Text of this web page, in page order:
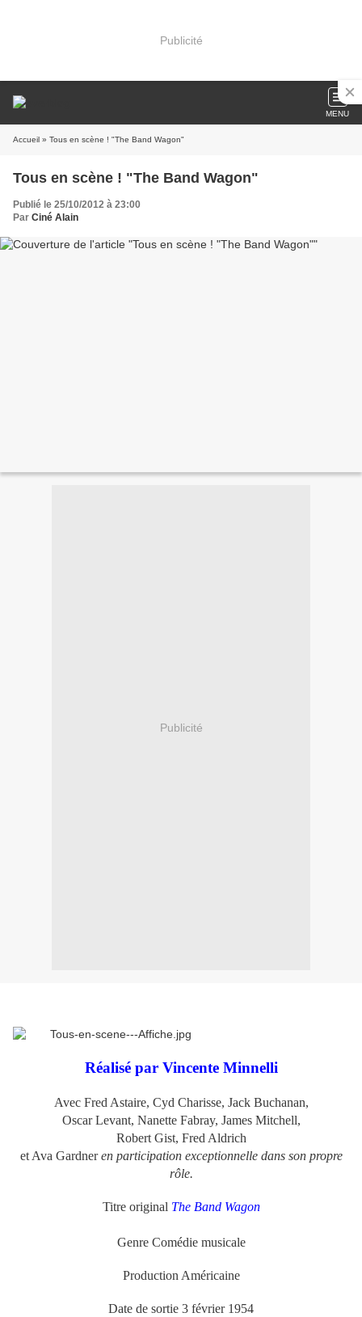
Publicité
MENU
Accueil » Tous en scène ! "The Band Wagon"
Tous en scène ! "The Band Wagon"
Publié le 25/10/2012 à 23:00
Par Ciné Alain
Publicité
Réalisé par Vincente Minnelli
Avec Fred Astaire, Cyd Charisse, Jack Buchanan,
Oscar Levant, Nanette Fabray, James Mitchell,
Robert Gist, Fred Aldrich
et Ava Gardneren participation exceptionnelle dans son propre
rôle.
Titre original The Band Wagon
Genre Comédie musicale
Production Américaine
Date de sortie 3 février 1954